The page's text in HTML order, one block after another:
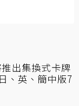
推出集換式卡牌
、英、簡中版7